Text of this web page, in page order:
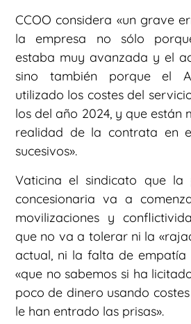
CCOO considera «un grave
la empresa no sólo
estaba muy avanzada y el
sino también porque el
utilizado los costes del
los del año 2024, y que están
realidad de la contrata en
sucesivos».
Vaticina el sindicato que la
concesionaria va a
movilizaciones y
que no va a tolerar ni la
actual, ni la falta de empatía
«que no sabemos si ha
poco de dinero usando
le han entrado las prisas».